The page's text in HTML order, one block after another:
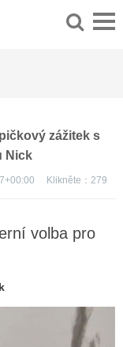
zážitek s
Nick
Klikněte： 279
volba pro